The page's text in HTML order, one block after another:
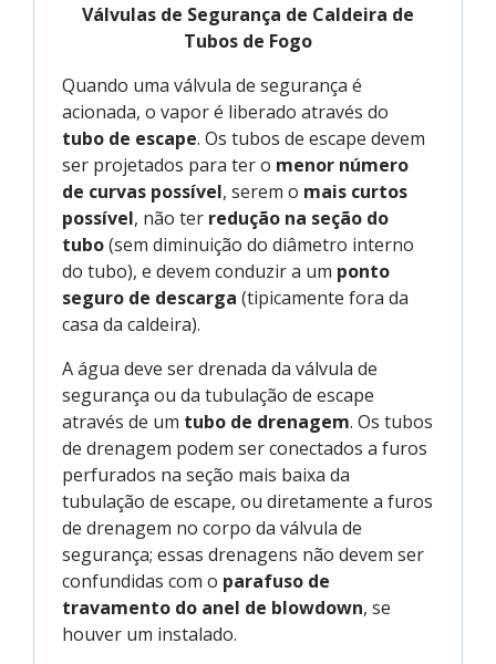
Válvulas de Segurança de Caldeira de
Tubos de Fogo
Quando uma válvula de segurança é
acionada, o vapor é liberado através do
tubo de escape. Os tubos de escape devem
ser projetados para ter o menor número
de curvas possível, serem o mais curtos
possível, não ter redução na seção do
tubo(sem diminuição do diâmetro interno
do tubo), e devem conduzir a um ponto
seguro de descarga (tipicamente fora da
casa da caldeira).
A água deve ser drenada da válvula de
segurança ou da tubulação de escape
através de um tubo de drenagem. Os tubos
de drenagem podem ser conectados a furos
perfurados na seção mais baixa da
tubulação de escape, ou diretamente a furos
de drenagem no corpo da válvula de
segurança; essas drenagens não devem ser
confundidas com o parafuso de
travamento do anel de blowdown, se
houver um instalado.